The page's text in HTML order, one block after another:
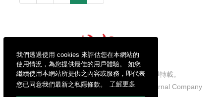
我們透過使用 cookies 來評估您在本網站的
使用情況，為您提供最佳的用戶體驗。 如您
繼續使用本網站所提供之內容或服務，即代表
您已同意我們最新之私隱條款。
了解更多
信報財經新聞有限公司版權所有，不得轉載。
Copyright © 2026 Hong Kong Economic Journal Company